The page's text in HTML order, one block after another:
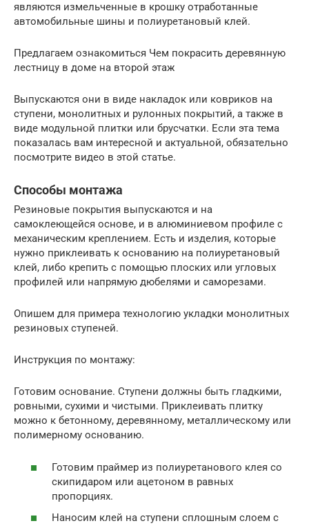
являются измельченные в крошку отработанные
автомобильные шины и полиуретановый клей.
Предлагаем ознакомиться Чем покрасить деревянную
лестницу в доме на второй этаж
Выпускаются они в виде накладок или ковриков на
ступени, монолитных и рулонных покрытий, а также в
виде модульной плитки или брусчатки. Если эта тема
показалась вам интересной и актуальной, обязательно
посмотрите видео в этой статье.
Способы монтажа
Резиновые покрытия выпускаются и на
самоклеющейся основе, и в алюминиевом профиле с
механическим креплением. Есть и изделия, которые
нужно приклеивать к основанию на полиуретановый
клей, либо крепить с помощью плоских или угловых
профилей или напрямую дюбелями и саморезами.
Опишем для примера технологию укладки монолитных
резиновых ступеней.
Инструкция по монтажу:
Готовим основание. Ступени должны быть гладкими,
ровными, сухими и чистыми. Приклеивать плитку
можно к бетонному, деревянному, металлическому или
полимерному основанию.
Готовим праймер из полиуретанового клея со
скипидаром или ацетоном в равных
пропорциях.
Наносим клей на ступени сплошным слоем с